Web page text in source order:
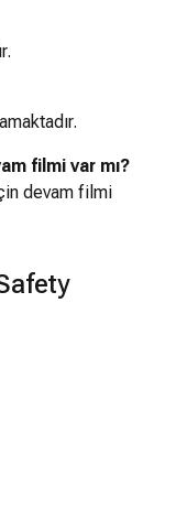
filmi var mı?
devam filmi